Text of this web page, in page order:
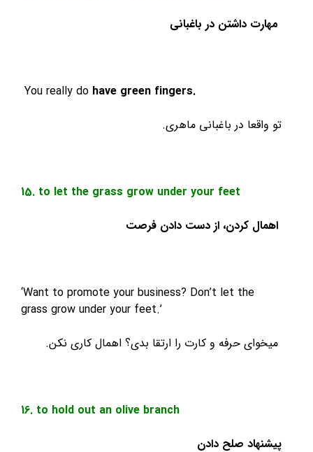
داشتن در باغبانی
You really dohave green fingers.
در باغبانی ماهری.
15. to let the grass grow under your feet
کردن، از دست دادن فرصت
‘Want to promote your business? Don’t let the
grass grow under your feet.’
حرفه و کارت را ارتقا بدی؟ اهمال کاری نکن.
16. to hold out an olive branch
صلح دادن